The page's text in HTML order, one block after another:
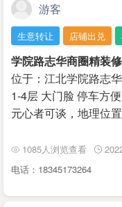
游客
生意转让 店铺出兑
学院路志华商圈精装
位于：江北学院路志
1-4层 大门脸 停车方
元心者可谈，地理位
1085人浏览查看
电话：18345173264